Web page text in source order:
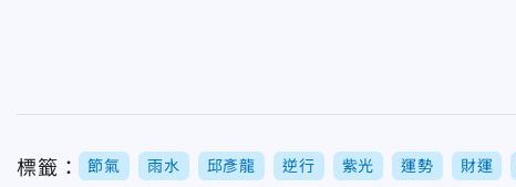
標籤： 節氣 雨水 邱彥龍 逆行 紫光 運勢 財運